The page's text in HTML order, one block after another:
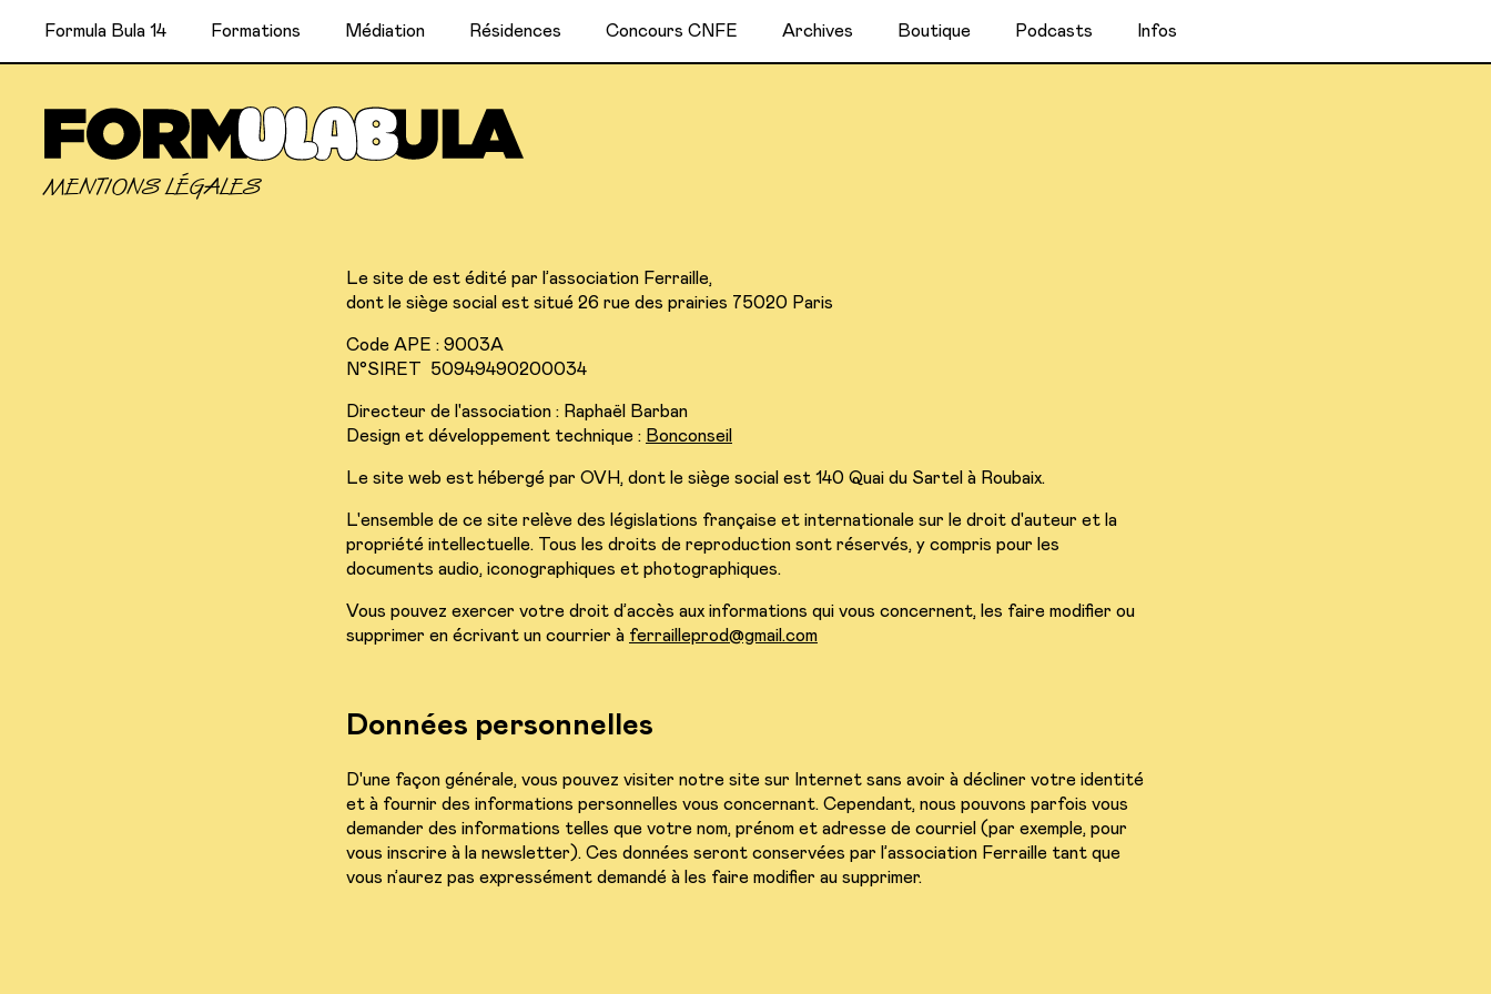
Formula Bula 14 Formations Médiation Résidences Concours CNFE Archives Boutique Podcasts Infos
MENTIONS LÉGALES
Le site de est édité par l’association Ferraille,
dont le siège social est situé 26 rue des prairies 75020 Paris
Code APE : 9003A
N°SIRET 50949490200034
Directeur de l'association : Raphaël Barban
Design et développement technique : Bonconseil
Le site web est hébergé par OVH, dont le siège social est 140 Quai du Sartel à Roubaix.
L'ensemble de ce site relève des législations française et internationale sur le droit d'auteur et la
propriété intellectuelle. Tous les droits de reproduction sont réservés, y compris pour les
documents audio, iconographiques et photographiques.
Vous pouvez exercer votre droit d’accès aux informations qui vous concernent, les faire modifier ou
supprimer en écrivant un courrier à ferrailleprod@gmail.com
Données personnelles
D'une façon générale, vous pouvez visiter notre site sur Internet sans avoir à décliner votre identité
et à fournir des informations personnelles vous concernant. Cependant, nous pouvons parfois vous
demander des informations telles que votre nom, prénom et adresse de courriel (par exemple, pour
vous inscrire à la newsletter). Ces données seront conservées par l’association Ferraille tant que
vous n’aurez pas expressément demandé à les faire modifier au supprimer.